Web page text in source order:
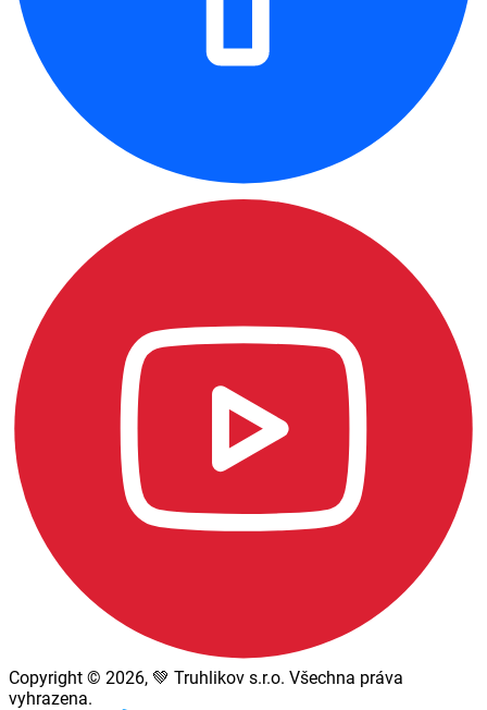
Copyright © 2026, 💚 Truhlikov s.r.o. Všechna práva
vyhrazena.